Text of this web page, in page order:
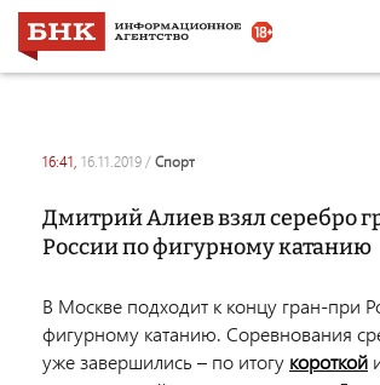
16:41, 16.11.2019 / спорт
Дмитрий Алиев взял серебро
России по фигурному катанию
В Москве подходит к концу гран-при
фигурному катанию. Соревнования
уже завершились – по итогу короткой